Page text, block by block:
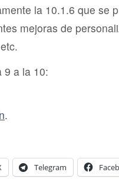
la 10.1.6 que se
mejoras de
9 a la 10:
.
Telegram